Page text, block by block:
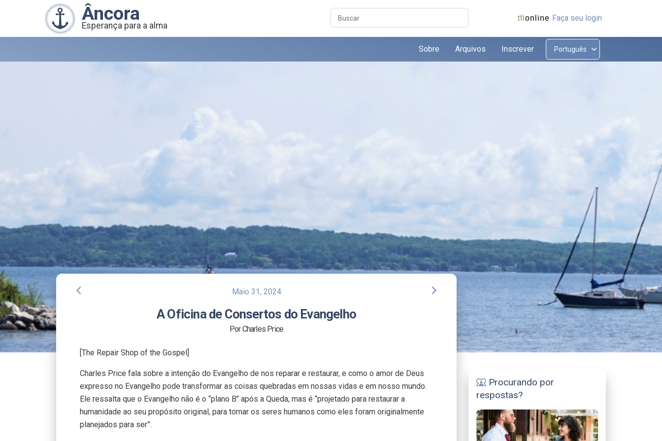
Âncora
Esperança para a alma
Buscar tfionline Faça seu login
Sobre Arquivos Inscrever
arrow_back_ios Maio 31, 2024 arrow_forward_ios
A Oficina de Consertos do Evangelho
Por Charles Price
[The Repair Shop of the Gospel]
Charles Price fala sobre a intenção do Evangelho de nos reparar e restaurar, e como o amor de Deus
expresso no Evangelho pode transformar as coisas quebradas em nossas vidas e em nosso mundo.
Ele ressalta que o Evangelho não é o “plano B" após a Queda, mas é “projetado para restaurar a
humanidade ao seu propósito original, para tornar os seres humanos como eles foram originalmente
planejados para ser”.
diversity_1 Procurando por
respostas?